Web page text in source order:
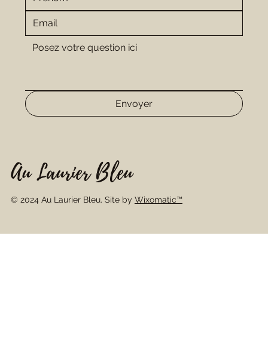
Envoyer
Au Laurier Bleu
© 2024 Au Laurier Bleu. Site by Wixomatic™